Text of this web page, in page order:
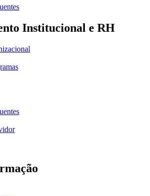
Institucional e RH